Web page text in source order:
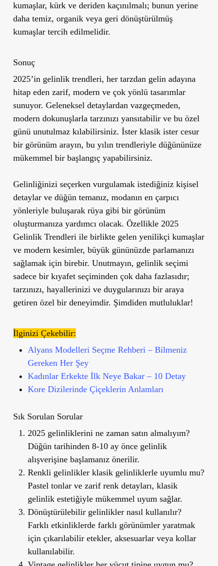
kumaşlar, kürk ve deriden kaçınılmalı; bunun yerine
daha temiz, organik veya geri dönüştürülmüş
kumaşlar tercih edilmelidir.
Sonuç
2025’in gelinlik trendleri, her tarzdan gelin adayına
hitap eden zarif, modern ve çok yönlü tasarımlar
sunuyor. Geleneksel detaylardan vazgeçmeden,
modern dokunuşlarla tarzınızı yansıtabilir ve bu özel
günü unutulmaz kılabilirsiniz. İster klasik ister cesur
bir görünüm arayın, bu yılın trendleriyle düğününüze
mükemmel bir başlangıç yapabilirsiniz.
Gelinliğinizi seçerken vurgulamak istediğiniz kişisel
detaylar ve düğün temanız, modanın en çarpıcı
yönleriyle buluşarak rüya gibi bir görünüm
oluşturmanıza yardımcı olacak. Özellikle 2025
Gelinlik Trendleriile birlikte gelen yenilikçi kumaşlar
ve modern kesimler, büyük gününüzde parlamanızı
sağlamak için birebir. Unutmayın, gelinlik seçimi
sadece bir kıyafet seçiminden çok daha fazlasıdır;
tarzınızı, hayallerinizi ve duygularınızı bir araya
getiren özel bir deneyimdir. Şimdiden mutluluklar!
İlginizi Çekebilir:
Alyans Modelleri Seçme Rehberi – Bilmeniz
Gereken Her Şey
Kadınlar Erkekte İlk Neye Bakar – 10 Detay
Kore Dizilerinde Çiçeklerin Anlamları
Sık Sorulan Sorular
2025 gelinliklerini ne zaman satın almalıyım?
Düğün tarihinden 8-10 ay önce gelinlik
alışverişine başlamanız önerilir.
Renkli gelinlikler klasik gelinliklerle uyumlu mu?
Pastel tonlar ve zarif renk detayları, klasik
gelinlik estetiğiyle mükemmel uyum sağlar.
Dönüştürülebilir gelinlikler nasıl kullanılır?
Farklı etkinliklerde farklı görünümler yaratmak
için çıkarılabilir etekler, aksesuarlar veya kollar
kullanılabilir.